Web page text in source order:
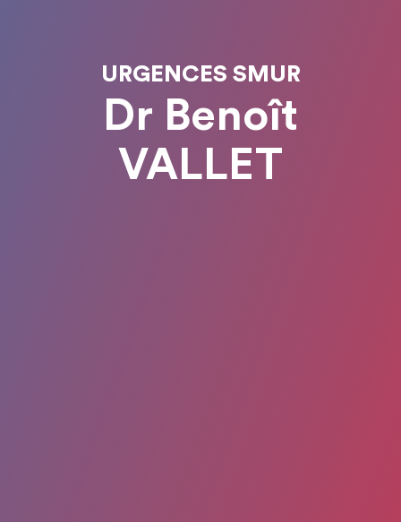
URGENCES SMUR
Dr Benoît
VALLET